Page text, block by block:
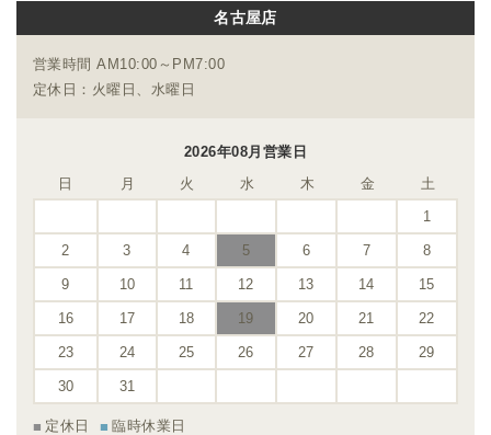
名古屋店
営業時間 AM10:00～PM7:00
定休日：火曜日、水曜日
2026年08月営業日
日
月 火 水 木 金
土
1
2 3 4 5 6 7 8
9 10 11 12 13 14 15
16 17 18 19 20 21 22
23 24 25 26 27 28 29
30 31
定休日 臨時休業日